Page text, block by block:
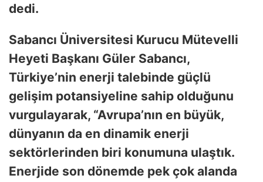
dedi.
Sabancı Üniversitesi Kurucu Mütevelli
Heyeti Başkanı Güler Sabancı,
Türkiye’nin enerji talebinde güçlü
gelişim potansiyeline sahip olduğunu
vurgulayarak, “Avrupa’nın en büyük,
dünyanın da en dinamik enerji
sektörlerinden biri konumuna ulaştık.
Enerjide son dönemde pek çok alanda